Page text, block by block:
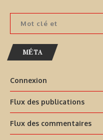
MÉTA
Connexion
Flux des publications
Flux des commentaires